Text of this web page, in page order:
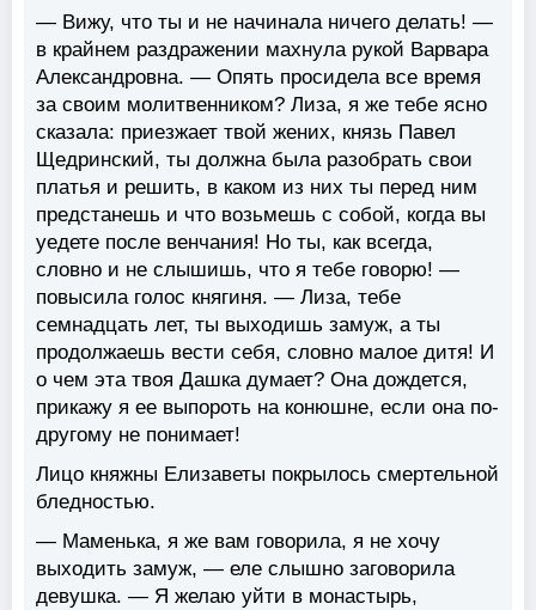
— Вижу, что ты и не начинала ничего делать! —
в крайнем раздражении махнула рукой Варвара
Александровна. — Опять просидела все время
за своим молитвенником? Лиза, я же тебе ясно
сказала: приезжает твой жених, князь Павел
Щедринский, ты должна была разобрать свои
платья и решить, в каком из них ты перед ним
предстанешь и что возьмешь с собой, когда вы
уедете после венчания! Но ты, как всегда,
словно и не слышишь, что я тебе говорю! —
повысила голос княгиня. — Лиза, тебе
семнадцать лет, ты выходишь замуж, а ты
продолжаешь вести себя, словно малое дитя! И
о чем эта твоя Дашка думает? Она дождется,
прикажу я ее выпороть на конюшне, если она по-
другому не понимает!
Лицо княжны Елизаветы покрылось смертельной
бледностью.
— Маменька, я же вам говорила, я не хочу
выходить замуж, — еле слышно заговорила
девушка. — Я желаю уйти в монастырь,